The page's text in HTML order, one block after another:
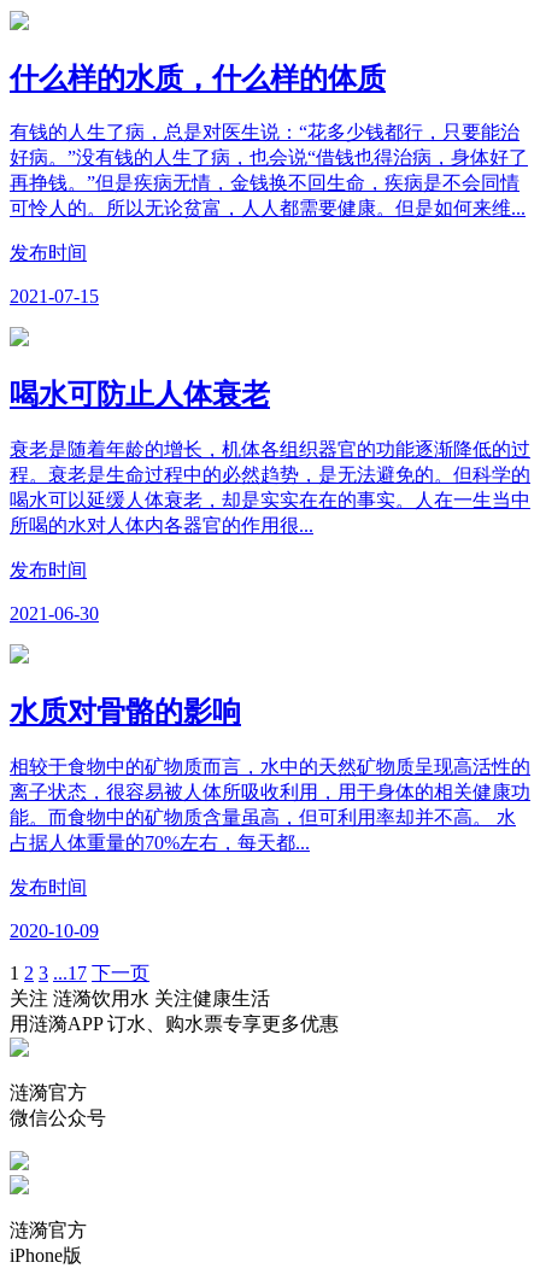
什么样的水质，什么样的体质
有钱的人生了病，总是对医生说：“花多少钱都行，只要能治
好病。”没有钱的人生了病，也会说“借钱也得治病，身体好了
再挣钱。”但是疾病无情，金钱换不回生命，疾病是不会同情
可怜人的。所以无论贫富，人人都需要健康。但是如何来维...
发布时间
2021-07-15
喝水可防止人体衰老
衰老是随着年龄的增长，机体各组织器官的功能逐渐降低的过
程。衰老是生命过程中的必然趋势，是无法避免的。但科学的
喝水可以延缓人体衰老，却是实实在在的事实。人在一生当中
所喝的水对人体内各器官的作用很...
发布时间
2021-06-30
水质对骨骼的影响
相较于食物中的矿物质而言，水中的天然矿物质呈现高活性的
离子状态，很容易被人体所吸收利用，用于身体的相关健康功
能。而食物中的矿物质含量虽高，但可利用率却并不高。 水
占据人体重量的70%左右，每天都...
发布时间
2020-10-09
1 2 3 ...17 下一页
关注 涟漪饮用水 关注健康生活
用涟漪APP 订水、购水票专享更多优惠
涟漪官方
微信公众号
涟漪官方
iPhone版